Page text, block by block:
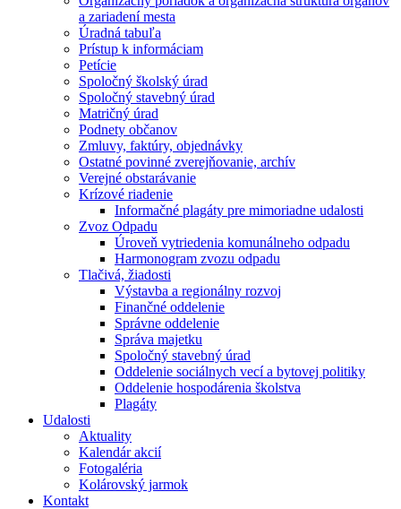
a zariadení mesta
Úradná tabuľa
Prístup k informáciam
Petície
Spoločný školský úrad
Spoločný stavebný úrad
Matričný úrad
Podnety občanov
Zmluvy, faktúry, objednávky
Ostatné povinné zverejňovanie, archív
Verejné obstarávanie
Krízové riadenie
Informačné plagáty pre mimoriadne udalosti
Zvoz Odpadu
Úroveň vytriedenia komunálneho odpadu
Harmonogram zvozu odpadu
Tlačivá, žiadosti
Výstavba a regionálny rozvoj
Finančné oddelenie
Správne oddelenie
Správa majetku
Spoločný stavebný úrad
Oddelenie sociálnych vecí a bytovej politiky
Oddelenie hospodárenia školstva
Plagáty
Udalosti
Aktuality
Kalendár akcií
Fotogaléria
Kolárovský jarmok
Kontakt